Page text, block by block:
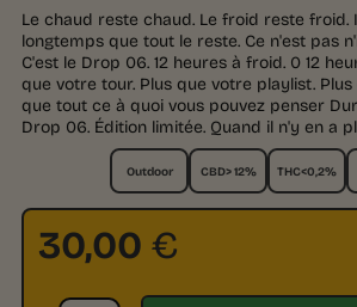
Le chaud reste chaud. Le froid reste froid.
longtemps que tout le reste. Ce n'est pas
C'est le Drop 06. 12 heures à froid. 0 12
que votre tour. Plus que votre playlist.
que tout ce à quoi vous pouvez penser
Drop 06. Édition limitée. Quand il n'y en a
Outdoor CBD> 12% THC<0,2%
30,00€